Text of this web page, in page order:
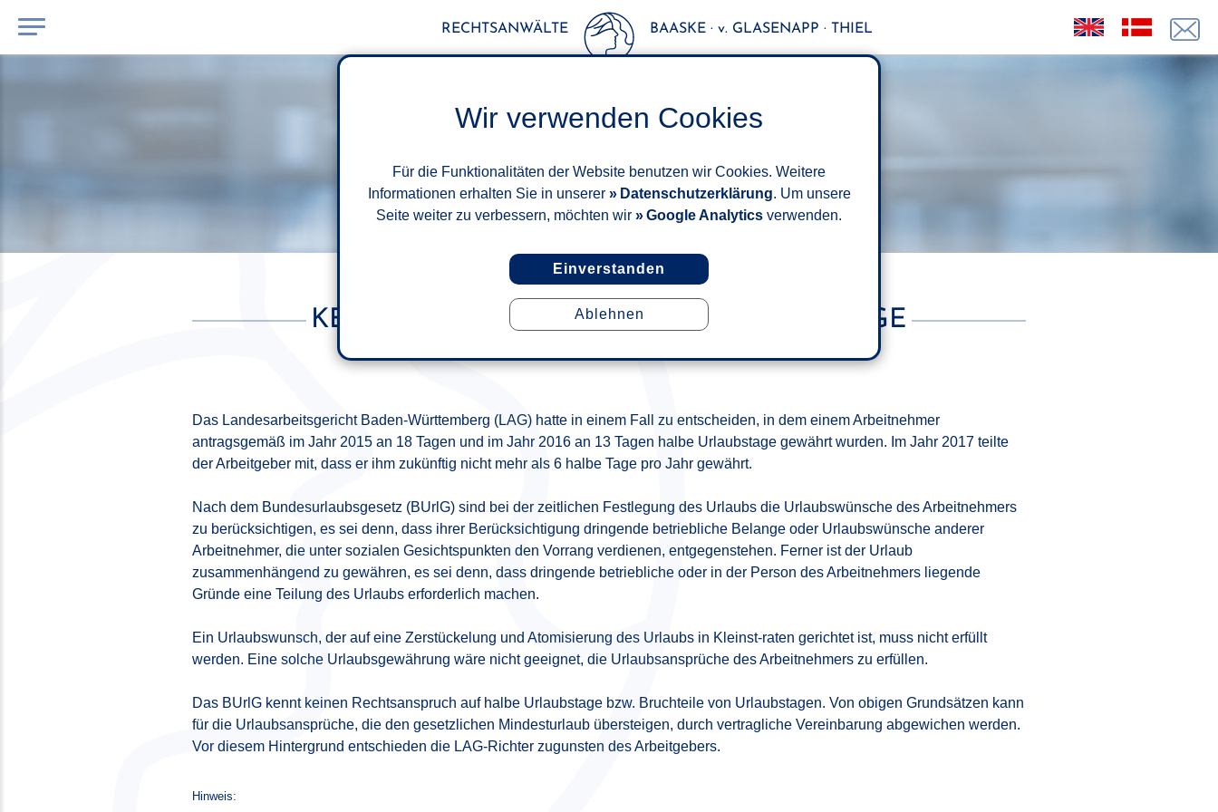
Wir verwenden Cookies
Für die Funktionalitäten der Website benutzen wir Cookies. Weitere
Informationen erhalten Sie in unserer
Datenschutzerklärung. Um unsere
Seite weiter zu verbessern, möchten wir
Google Analytics verwenden.
Einverstanden
Ablehnen
RECHTSANWÄLTE BAASKE · v. GLASENAPP · THIEL
KEIN ANSPRUCH AUF HALBE URLAUBSTAGE
Das Landesarbeitsgericht Baden-Württemberg (LAG) hatte in einem Fall zu entscheiden, in dem einem Arbeitnehmer
antragsgemäß im Jahr 2015 an 18 Tagen und im Jahr 2016 an 13 Tagen halbe Urlaubstage gewährt wurden. Im Jahr 2017 teilte
der Arbeitgeber mit, dass er ihm zukünftig nicht mehr als 6 halbe Tage pro Jahr gewährt.
Nach dem Bundesurlaubsgesetz (BUrlG) sind bei der zeitlichen Festlegung des Urlaubs die Urlaubswünsche des Arbeitnehmers
zu berücksichtigen, es sei denn, dass ihrer Berücksichtigung dringende betriebliche Belange oder Urlaubswünsche anderer
Arbeitnehmer, die unter sozialen Gesichtspunkten den Vorrang verdienen, entgegenstehen. Ferner ist der Urlaub
zusammenhängend zu gewähren, es sei denn, dass dringende betriebliche oder in der Person des Arbeitnehmers liegende
Gründe eine Teilung des Urlaubs erforderlich machen.
Ein Urlaubswunsch, der auf eine Zerstückelung und Atomisierung des Urlaubs in Kleinst-raten gerichtet ist, muss nicht erfüllt
werden. Eine solche Urlaubsgewährung wäre nicht geeignet, die Urlaubsansprüche des Arbeitnehmers zu erfüllen.
Das BUrlG kennt keinen Rechtsanspruch auf halbe Urlaubstage bzw. Bruchteile von Urlaubstagen. Von obigen Grundsätzen kann
für die Urlaubsansprüche, die den gesetzlichen Mindesturlaub übersteigen, durch vertragliche Vereinbarung abgewichen werden.
Vor diesem Hintergrund entschieden die LAG-Richter zugunsten des Arbeitgebers.
Hinweis: